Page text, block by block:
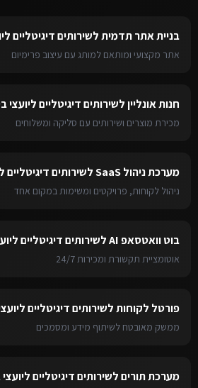
בניית אתר תדמיתלשירותים דיגיטליים
אתר מקצועי ומותאם למותג עם עיצוב פרימיום
חנות אונלייןלשירותים דיגיטליים
מכירת מוצרים ושירותים עם סליקה ומשלוחים
מערכת ניהול SaaS לשירותים
ניהול לקוחות, פרויקטים ומשימות במקום אחד
בוט וואטסאפ AI לשירותים דיגיטליים
אוטומציית תקשורת ומכירות 24/7
פורטל לקוחותלשירותים דיגיטליים
ממשק מאובטח לשיתוף מידע ומסמכים
מערכת תוריםלשירותים דיגיטליים